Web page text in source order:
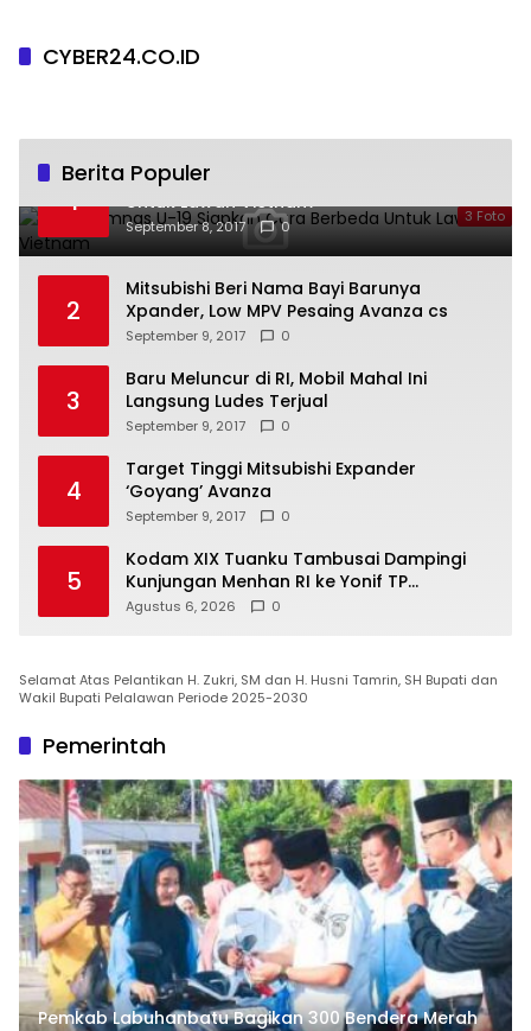
CYBER24.CO.ID
Berita Populer
3 Foto
1
Galeri Timnas U-19 Siapkan Cara Berbeda
Untuk Lawan Vietnam
September 8, 2017 0
2
Mitsubishi Beri Nama Bayi Barunya
Xpander, Low MPV Pesaing Avanza cs
September 9, 2017 0
3
Baru Meluncur di RI, Mobil Mahal Ini
Langsung Ludes Terjual
September 9, 2017 0
4
Target Tinggi Mitsubishi Expander
‘Goyang’ Avanza
September 9, 2017 0
5
Kodam XIX Tuanku Tambusai Dampingi
Kunjungan Menhan RI ke Yonif TP
952/Imam Bulqin, Perkuat Pembangunan
Agustus 6, 2026 0
Selamat Atas Pelantikan H. Zukri, SM dan H. Husni Tamrin, SH Bupati dan
Wakil Bupati Pelalawan Periode 2025-2030
Pemerintah
Pemkab Labuhanbatu Bagikan 300 Bendera Merah